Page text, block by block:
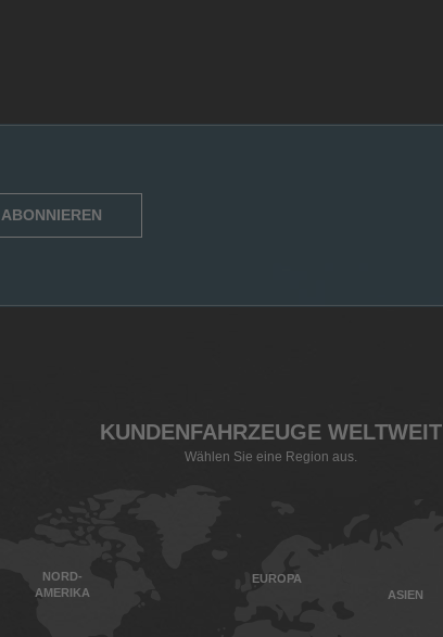
ABONNIEREN
KUNDEN­FAHRZEUGE WELTWEIT
Wählen Sie eine Region aus.
NORD-
AMERIKA
EUROPA
ASIEN